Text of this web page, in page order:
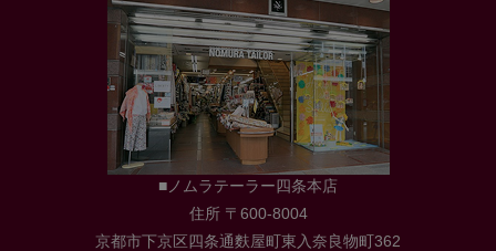
■ノムラテーラー四条本店
住所 〒600-8004
京都市下京区四条通麩屋町東入奈良物町362